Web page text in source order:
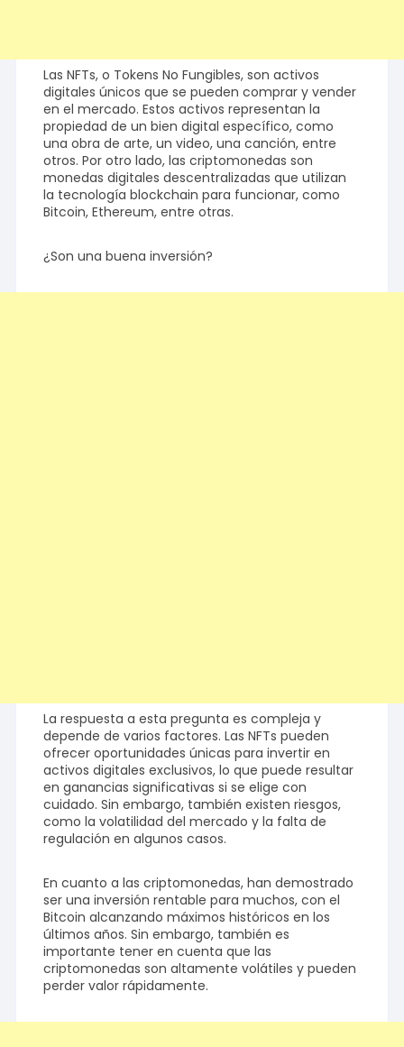
Las NFTs, o Tokens No Fungibles, son activos
digitales únicos que se pueden comprar y vender
en el mercado. Estos activos representan la
propiedad de un bien digital específico, como
una obra de arte, un video, una canción, entre
otros. Por otro lado, las criptomonedas son
monedas digitales descentralizadas que utilizan
la tecnología blockchain para funcionar, como
Bitcoin, Ethereum, entre otras.
¿Son una buena inversión?
La respuesta a esta pregunta es compleja y
depende de varios factores. Las NFTs pueden
ofrecer oportunidades únicas para invertir en
activos digitales exclusivos, lo que puede resultar
en ganancias significativas si se elige con
cuidado. Sin embargo, también existen riesgos,
como la volatilidad del mercado y la falta de
regulación en algunos casos.
En cuanto a las criptomonedas, han demostrado
ser una inversión rentable para muchos, con el
Bitcoin alcanzando máximos históricos en los
últimos años. Sin embargo, también es
importante tener en cuenta que las
criptomonedas son altamente volátiles y pueden
perder valor rápidamente.